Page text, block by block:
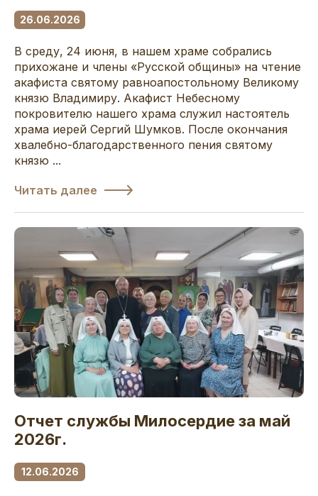
26.06.2026
В среду, 24 июня, в нашем храме собрались
прихожане и члены «Русской общины» на чтение
акафиста святому равноапостольному Великому
князю Владимиру. Акафист Небесному
покровителю нашего храма служил настоятель
храма иерей Сергий Шумков. После окончания
хвалебно-благодарственного пения святому
князю ...
Читать далее
Отчет службы Милосердие за май
2026г.
12.06.2026